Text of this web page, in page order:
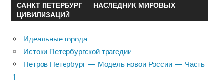
САНКТ ПЕТЕРБУРГ — НАСЛЕДНИК МИРОВЫХ
ЦИВИЛИЗАЦИЙ
Идеальные города
Истоки Петербургской трагедии
Петров Петербург — Модель новой России — Часть
1